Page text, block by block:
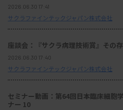
2026.06.30 17:41
サクラファインテックジャパン株式会社
座談会：『サクラ病理技術賞』その
2026.06.30 17:40
サクラファインテックジャパン株式会社
セミナー動画：第64回日本臨床細胞
ナー 10